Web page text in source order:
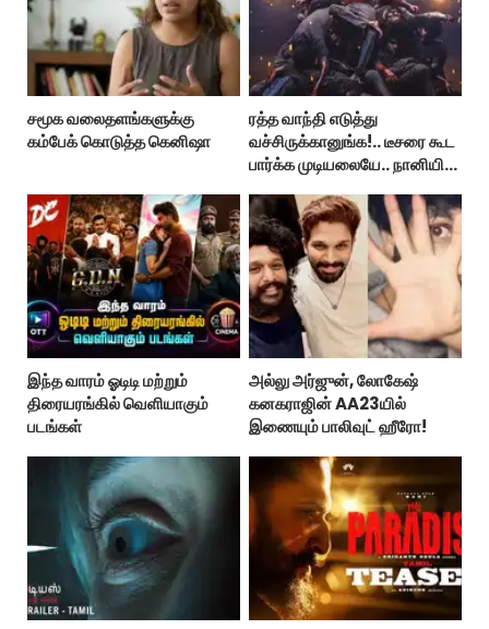
சமூக வலைதளங்களுக்கு
கம்பேக் கொடுத்த கெனிஷா
ரத்த வாந்தி எடுத்து
வச்சிருக்கானுங்க!.. டீசரை கூட
பார்க்க முடியலையே.. நானியின்
இந்த வாரம் ஓடிடி மற்றும்
திரையரங்கில் வெளியாகும்
படங்கள்
அல்லு அர்ஜுன், லோகேஷ்
கனகராஜின் AA23யில்
இணையும் பாலிவுட் ஹீரோ!